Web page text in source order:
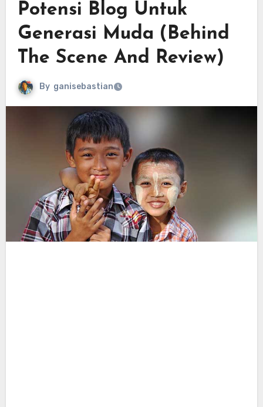
Potensi Blog Untuk
Generasi Muda (Behind
The Scene And Review)
By ganisebastian